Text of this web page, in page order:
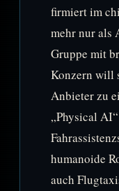
firmiert im
mehr nur als
Gruppe mit
Konzern will
Anbieter zu
„Physical
humanoide
auch